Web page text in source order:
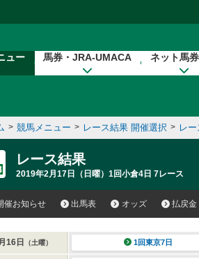
ュー 馬券・JRA-UMACA ネット馬
> 競馬メニュー > レース結果 開催選択 > レ
レース結果
2019年2月17日（日曜）1回小倉4日 7レース
催お知らせ 出馬表 オッズ 払戻金
16日 （土曜） 1回東京7日